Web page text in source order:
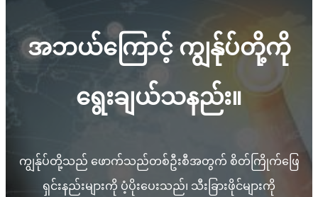
အဘယ်ကြောင့် ကျွန်ုပ်တို့ကို
ရွေးချယ်သနည်း။
ကျွန်ုပ်တို့သည် ဖောက်သည်တစ်ဦးစီအတွက် စိတ်ကြိုက်ဖြေ
ရှင်းနည်းများကို ပံ့ပိုးပေးသည်၊ သီးခြားဖိုင်များကို